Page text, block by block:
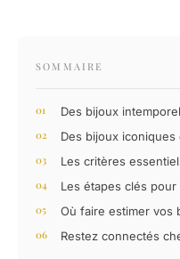
SOMMAIRE
Des bijoux
Des bijoux
Les critères
Les étapes clés
Où faire estimer vos
Restez connectés